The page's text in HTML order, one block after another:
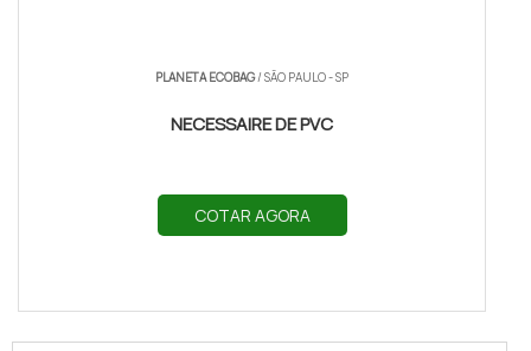
PLANETA ECOBAG/ SÃO PAULO - SP
NECESSAIRE DE PVC
COTAR AGORA